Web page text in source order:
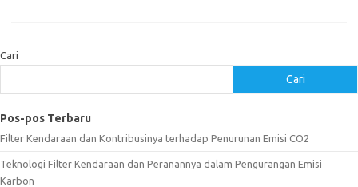
Cari
Cari
Pos-pos Terbaru
Filter Kendaraan dan Kontribusinya terhadap Penurunan Emisi CO2
Teknologi Filter Kendaraan dan Peranannya dalam Pengurangan Emisi
Karbon